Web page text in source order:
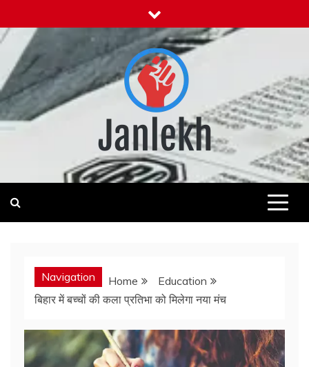
to
content
News for Public
Navigation Home
Education
बिहार में बच्चों की कला प्रतिभा को मिलेगा नया मंच